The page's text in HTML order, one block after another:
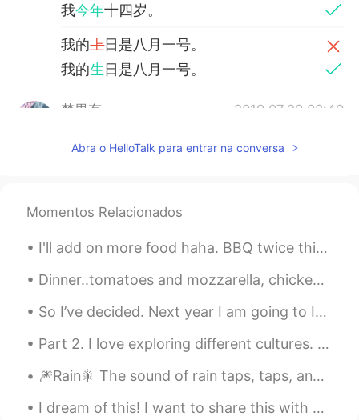
我今年十四岁。
我的上日是八月一号。
我的生日是八月一号。
梦里有 2019.07.29 08:49
You're so cute😄
CN EN
CassandraYYY 2019.07.27 23:33
我十四岁。
我十四岁了。
我的 上日是八月一号。
Abra o HelloTalk para entrar na conversa
Momentos Relacionados
I'll add on more food haha. BBQ twice this weekend because the weather was very good. Hong Kong...
Dinner..tomatoes and mozzarella, chicken salad not pictured but being enjoyed..made quick pickles...
So I’ve decided. Next year I am going to Italy to spend some quality time reflecting on me as a p...
Part 2. I love exploring different cultures. Starting picture #1 Shanghai China, Dallol Ethiopi...
🎆Rain🎇 The sound of rain taps, taps, and taps against the window. When I’m looking at my windo...
I dream of this! I want to share this with my friends. Hopefully, I can when we are free to go o...